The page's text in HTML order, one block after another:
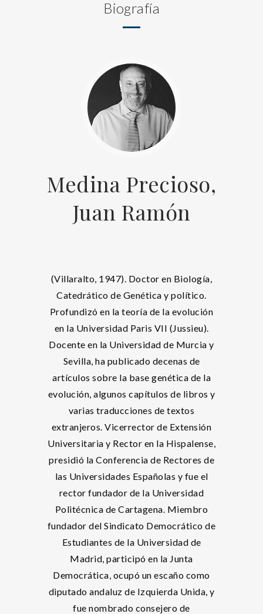
Biografía
Medina Precioso,
Juan Ramón
(Villaralto, 1947). Doctor en Biología,
Catedrático de Genética y político.
Profundizó en la teoría de la evolución
en la Universidad Paris VII (Jussieu).
Docente en la Universidad de Murcia y
Sevilla, ha publicado decenas de
artículos sobre la base genética de la
evolución, algunos capítulos de libros y
varias traducciones de textos
extranjeros. Vicerrector de Extensión
Universitaria y Rector en la Hispalense,
presidió la Conferencia de Rectores de
las Universidades Españolas y fue el
rector fundador de la Universidad
Politécnica de Cartagena. Miembro
fundador del Sindicato Democrático de
Estudiantes de la Universidad de
Madrid, participó en la Junta
Democrática, ocupó un escaño como
diputado andaluz de Izquierda Unida, y
fue nombrado consejero de